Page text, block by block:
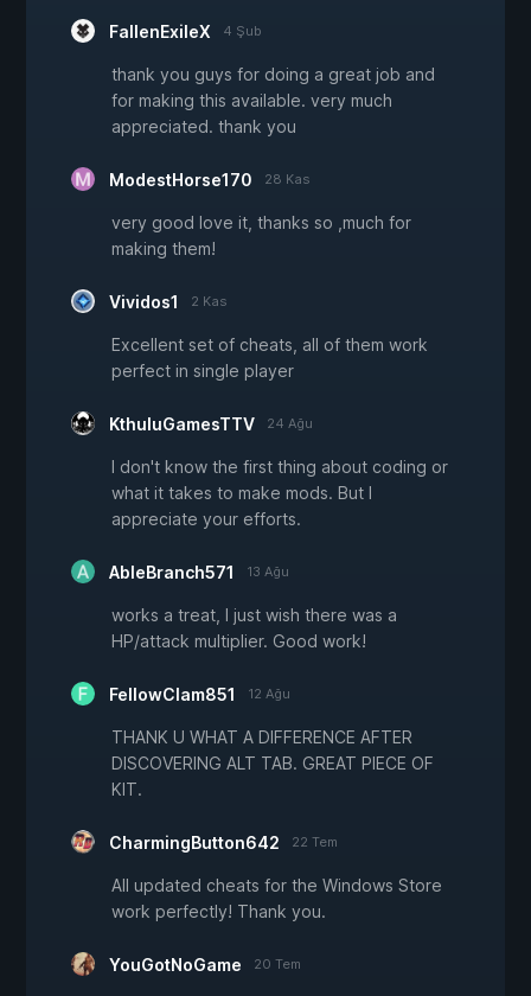
FallenExileX 4 Şub
thank you guys for doing a great job and
for making this available. very much
appreciated. thank you
ModestHorse170 28 Kas
very good love it, thanks so ,much for
making them!
Vividos1 2 Kas
Excellent set of cheats, all of them work
perfect in single player
KthuluGamesTTV 24 Ağu
I don't know the first thing about coding or
what it takes to make mods. But I
appreciate your efforts.
AbleBranch571 13 Ağu
works a treat, I just wish there was a
HP/attack multiplier. Good work!
FellowClam851 12 Ağu
THANK U WHAT A DIFFERENCE AFTER
DISCOVERING ALT TAB. GREAT PIECE OF
KIT.
CharmingButton642 22 Tem
All updated cheats for the Windows Store
work perfectly! Thank you.
YouGotNoGame 20 Tem